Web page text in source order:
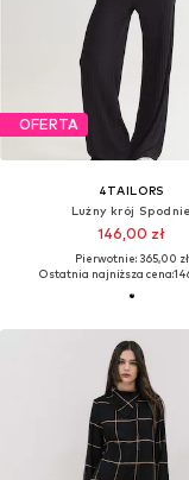
OFERTA
4TAILORS
Lużny krój Spodnie
146,00 zł
Pierwotnie: 365,00 zł
Ostatnia najniższa cena: